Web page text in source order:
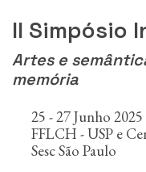
II Simpósio
Artes e
memória
25 - 27 Junho
FFLCH - USP e
Sesc São Paulo